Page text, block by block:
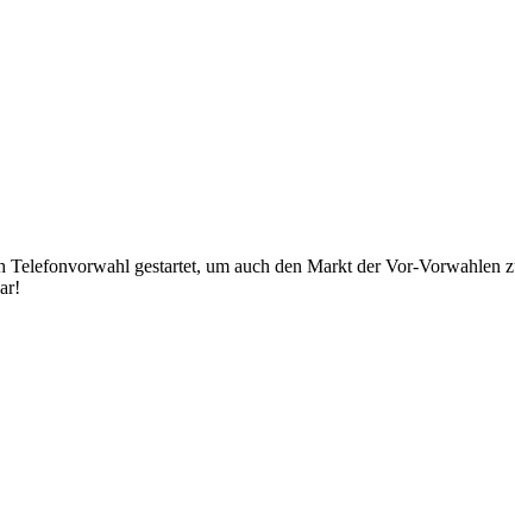
gestartet, um auch den Markt der Vor-Vorwahlen